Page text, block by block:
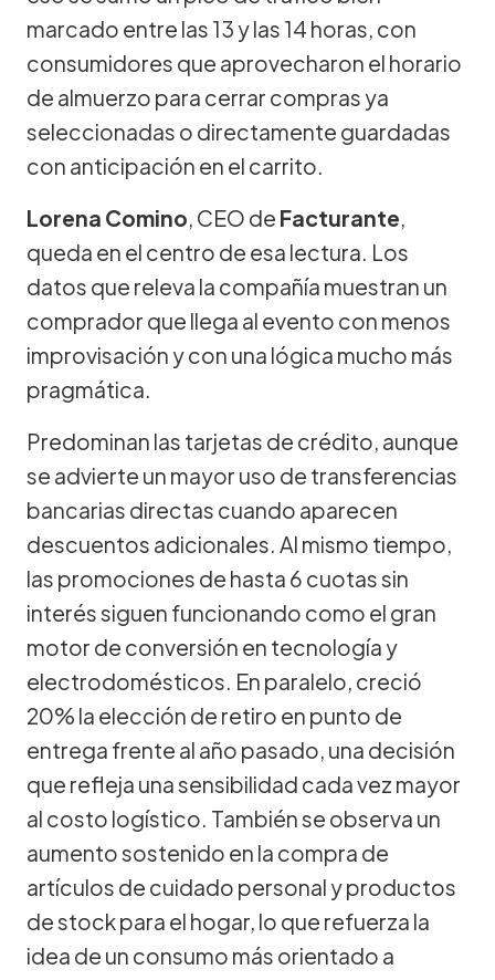
marcado entre las 13 y las 14 horas, con
consumidores que aprovecharon el horario
de almuerzo para cerrar compras ya
seleccionadas o directamente guardadas
con anticipación en el carrito.
Lorena Comino, CEO de Facturante,
queda en el centro de esa lectura. Los
datos que releva la compañía muestran un
comprador que llega al evento con menos
improvisación y con una lógica mucho más
pragmática.
Predominan las tarjetas de crédito, aunque
se advierte un mayor uso de transferencias
bancarias directas cuando aparecen
descuentos adicionales. Al mismo tiempo,
las promociones de hasta 6 cuotas sin
interés siguen funcionando como el gran
motor de conversión en tecnología y
electrodomésticos. En paralelo, creció
20% la elección de retiro en punto de
entrega frente al año pasado, una decisión
que refleja una sensibilidad cada vez mayor
al costo logístico. También se observa un
aumento sostenido en la compra de
artículos de cuidado personal y productos
de stock para el hogar, lo que refuerza la
idea de un consumo más orientado a